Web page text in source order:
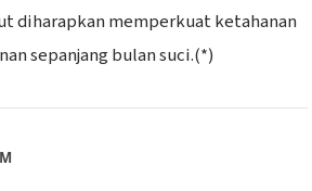
diharapkan memperkuat ketahanan
sepanjang bulan suci.(*)